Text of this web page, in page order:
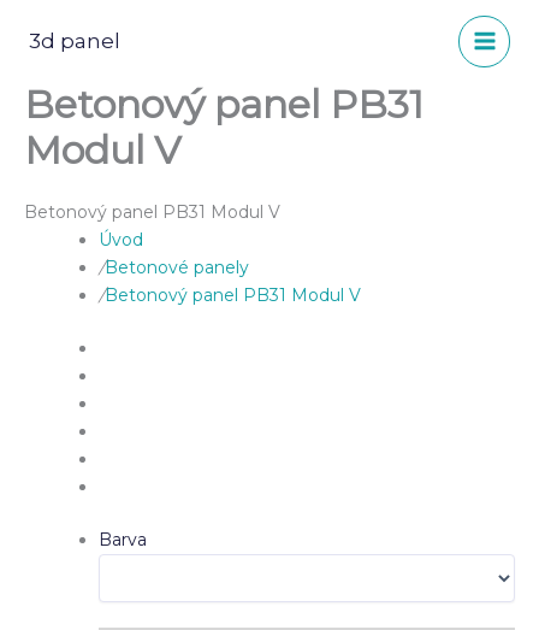
3d panel
Betonový panel PB31
Modul V
Betonový panel PB31 Modul V
Úvod
/Betonové panely
/Betonový panel PB31 Modul V
Barva